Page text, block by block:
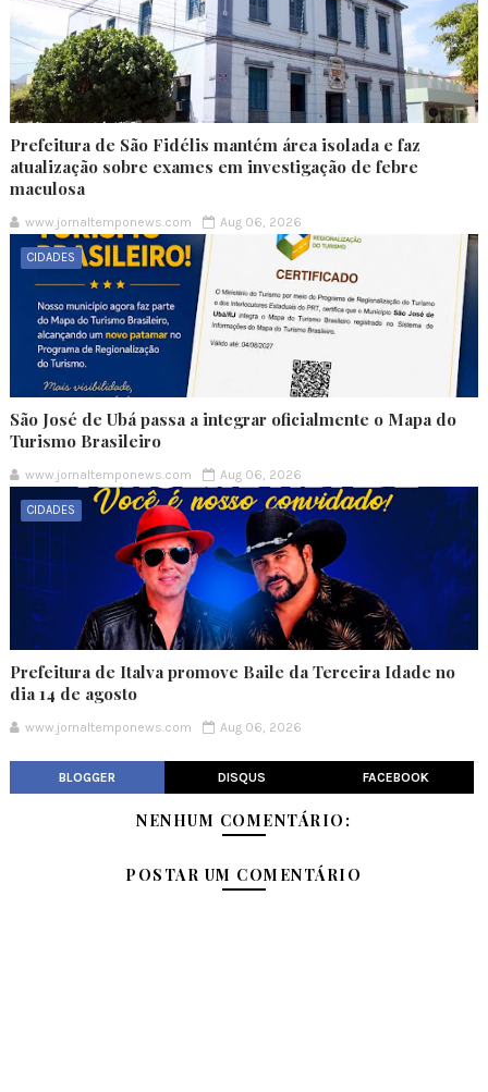
Prefeitura de São Fidélis mantém área isolada e faz
atualização sobre exames em investigação de febre
maculosa
www.jornaltemponews.com Aug 06, 2026
CIDADES
São José de Ubá passa a integrar oficialmente o Mapa do
Turismo Brasileiro
www.jornaltemponews.com Aug 06, 2026
CIDADES
Prefeitura de Italva promove Baile da Terceira Idade no
dia 14 de agosto
www.jornaltemponews.com Aug 06, 2026
BLOGGER DISQUS FACEBOOK
NENHUM COMENTÁRIO:
POSTAR UM COMENTÁRIO